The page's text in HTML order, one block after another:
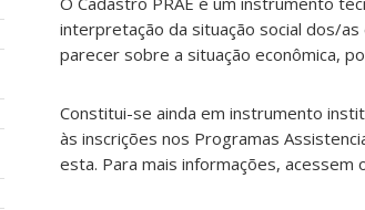
interpretação da situação social dos/
parecer sobre a situação econômica,
Constitui-se ainda em instrumento
às inscrições nos Programas
esta. Para mais informações, acessem